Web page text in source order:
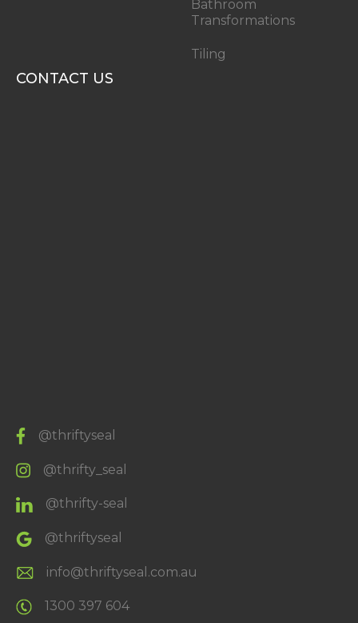
Bathroom
Transformations
Tiling
CONTACT US
@thriftyseal
@thrifty_seal
@thrifty-seal
@thriftyseal
info@thriftyseal.com.au
1300 397 604